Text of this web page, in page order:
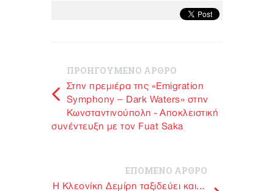
ΠΡΟΗΓΟΥΜΕΝΟ ΑΡΘΡΟ
Στην πρεμιέρα της «Emigration
Symphony – Dark Waters» στην
Κωνσταντινούπολη - Αποκλειστική
συνέντευξη με τον Fuat Saka
ΕΠΟΜΕΝΟ ΑΡΘΡΟ
Η Κλεονίκη Δεμίρη ταξιδεύει και...